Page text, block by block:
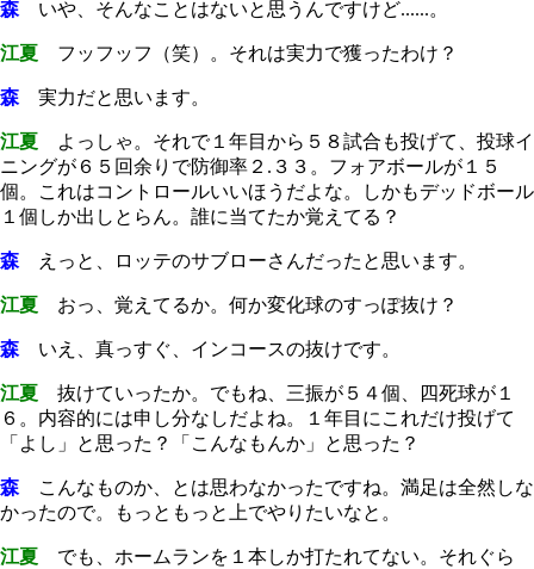
森 いや、そんなことはないと思うんですけど......。
江夏 フッフッフ（笑）。それは実力で獲ったわけ？
森 実力だと思います。
江夏 よっしゃ。それで１年目から５８試合も投げて、投球イ
ニングが６５回余りで防御率２.３３。フォアボールが１５
個。これはコントロールいいほうだよな。しかもデッドボール
１個しか出しとらん。誰に当てたか覚えてる？
森 えっと、ロッテのサブローさんだったと思います。
江夏 おっ、覚えてるか。何か変化球のすっぽ抜け？
森 いえ、真っすぐ、インコースの抜けです。
江夏 抜けていったか。でもね、三振が５４個、四死球が１
６。内容的には申し分なしだよね。１年目にこれだけ投げて
「よし」と思った？「こんなもんか」と思った？
森 こんなものか、とは思わなかったですね。満足は全然しな
かったので。もっともっと上でやりたいなと。
江夏 でも、ホームランを１本しか打たれてない。それぐら